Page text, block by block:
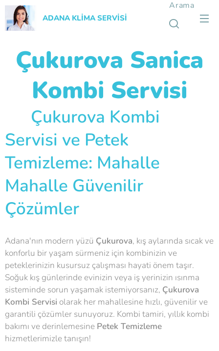
ADANA KLİMA SERVİSİ
Arama
Çukurova Sanica
Kombi Servisi
🛠️ Çukurova Kombi
Servisi ve Petek
Temizleme: Mahalle
Mahalle Güvenilir
Çözümler
Adana'nın modern yüzü Çukurova, kış aylarında sıcak ve
konforlu bir yaşam sürmeniz için kombinizin ve
peteklerinizin kusursuz çalışması hayati önem taşır.
Soğuk kış günlerinde evinizin veya iş yerinizin ısınma
sisteminde sorun yaşamak istemiyorsanız, Çukurova
Kombi Servisi olarak her mahallesine hızlı, güvenilir ve
garantili çözümler sunuyoruz. Kombi tamiri, yıllık kombi
bakımı ve derinlemesine Petek Temizleme
hizmetlerimizle tanışın!